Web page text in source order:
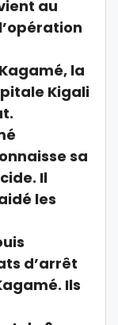
au
la
Kigali
sa
Il
les
d’arrêt
Ils